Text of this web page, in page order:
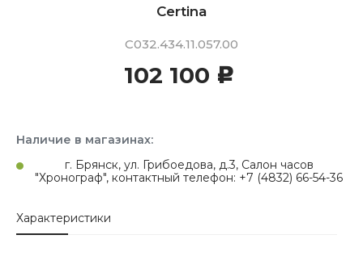
Certina
C032.434.11.057.00
102 100 c
Наличие в магазинах:
г. Брянск, ул. Грибоедова, д.3, Салон часов
"Хронограф", контактный телефон: +7 (4832) 66-54-36
Характеристики